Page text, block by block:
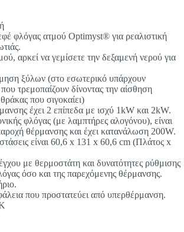
φλόγας ατμού Optimyst® για ρεαλιστική
αρκεί να γεμίσετε την δεξαμενή νερού για
ξύλων (στο εσωτερικό υπάρχουν
τρεμοπαίζουν δίνοντας την αίσθηση
που σιγοκαίει)
έχει 2 επίπεδα με ισχύ 1kW και 2kW.
φλόγας (με λαμπτήρες αλογόνου), είναι
θέρμανσης και έχει κατανάλωση 200W.
είναι 60,6 x 131 x 60,6 cm (Πλάτος x
με θερμοστάτη και δυνατότητες ρύθμισης
όσο και της παρεχόμενης θέρμανσης.
που προστατεύει από υπερθέρμανση.